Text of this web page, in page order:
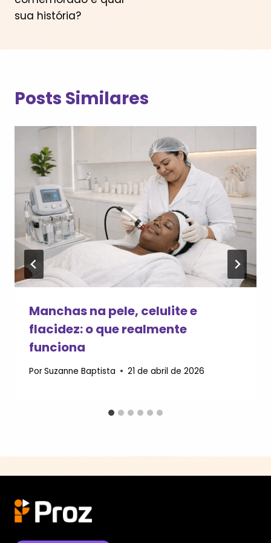
sua história?
Posts Similares
Manchas na pele, celulite e
flacidez: o que realmente
funciona
PorSuzanne Baptista 21 de abril de 2026